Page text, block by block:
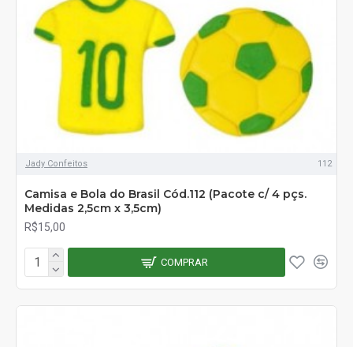
Jady Confeitos 112
Camisa e Bola do Brasil Cód.112 (Pacote c/ 4 pçs.
Medidas 2,5cm x 3,5cm)
R$15,00
COMPRAR